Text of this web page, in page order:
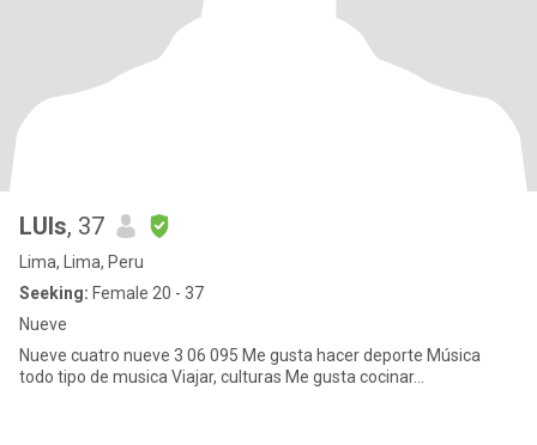
LUIs, 37
Lima, Lima, Peru
Seeking: Female 20 - 37
Nueve
Nueve cuatro nueve 3 06 095 Me gusta hacer deporte Música
todo tipo de musica Viajar, culturas Me gusta cocinar...